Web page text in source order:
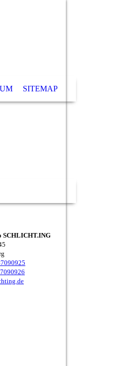
SITEMAP
SCHLICHT.ING